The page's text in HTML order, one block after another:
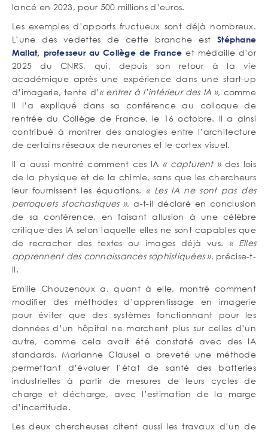
lancé en 2023, pour 500 millions d’euros.
Les exemples d’apports fructueux sont déjà nombreux.
L’une des vedettes de cette branche estStéphane
Mallat, professeur au Collège de France et médaille d’or
2025 du CNRS, qui, depuis son retour à la vie
académique après une expérience dans une start-up
d’imagerie, tente d’« entrer à l’intérieur des IA », comme
il l’a expliqué dans sa conférence au colloque de
rentrée du Collège de France, le 16 octobre. Il a ainsi
contribué à montrer des analogies entre l’architecture
de certains réseaux de neurones et le cortex visuel.
Il a aussi montré comment ces IA « capturent »des lois
de la physique et de la chimie, sans que les chercheurs
leur fournissent les équations. « Les IA ne sont pas des
perroquets stochastiques », a-t-il déclaré en conclusion
de sa conférence, en faisant allusion à une célèbre
critique des IA selon laquelle elles ne sont capables que
de recracher des textes ou images déjà vus. « Elles
apprennent des connaissances sophistiquées », précise-t-
il.
Emilie Chouzenoux a, quant à elle, montré comment
modifier des méthodes d’apprentissage en imagerie
pour éviter que des systèmes fonctionnant pour les
données d’un hôpital ne marchent plus sur celles d’un
autre, comme cela avait été constaté avec des IA
standards. Marianne Clausel a breveté une méthode
permettant d’évaluer l’état de santé des batteries
industrielles à partir de mesures de leurs cycles de
charge et décharge, avec l’estimation de la marge
d’incertitude.
Les deux chercheuses citent aussi les travaux d’un de